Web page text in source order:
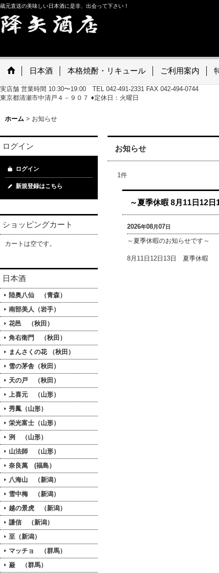
蔵元直送の美味しい日本酒に是非、出会って下さい！
日本酒 本格焼酎・リキュール ご利用案内
実店舗 営業時間 10:30〜19:00 TEL 042-491-2331 FAX 042-494-0744
東京都清瀬市中清戸４－９０７ ♦定休日：火曜日
ホーム > お知らせ
ログイン
ログイン
新規登録はこちら
ショッピングカート
カートは空です。
日本酒
陸奥八仙 （青森）
南部美人（岩手）
花邑 （秋田）
角右衛門 （秋田）
まんさくの花 （秋田）
雪の茅舎（秋田）
天の戸 （秋田）
上喜元 （山形）
秀鳳（山形）
栄光富士（山形）
洌 （山形）
山法師 （山形）
奈良萬 (福島）
八海山 （新潟）
雪中梅 （新潟）
越の景虎 （新潟）
謙信 （新潟）
至（新潟）
マッチョ （群馬）
巌 （群馬）
お知らせ
1件
～夏季休暇 8月11日12日
2026年08月07日
～夏季休暇のお知らせです～
8月11日12日13日 夏季休暇